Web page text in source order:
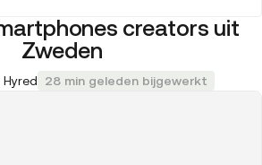
creators uit
Zweden
28 min geleden bijgewerkt